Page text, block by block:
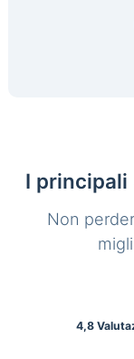
I principali
Non
4,8